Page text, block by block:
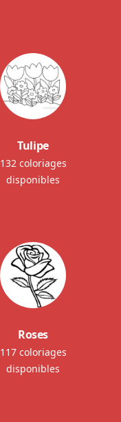
Tulipe
132 coloriages
disponibles
Roses
117 coloriages
disponibles